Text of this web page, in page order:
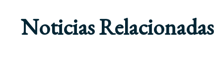
Noticias Relacionadas